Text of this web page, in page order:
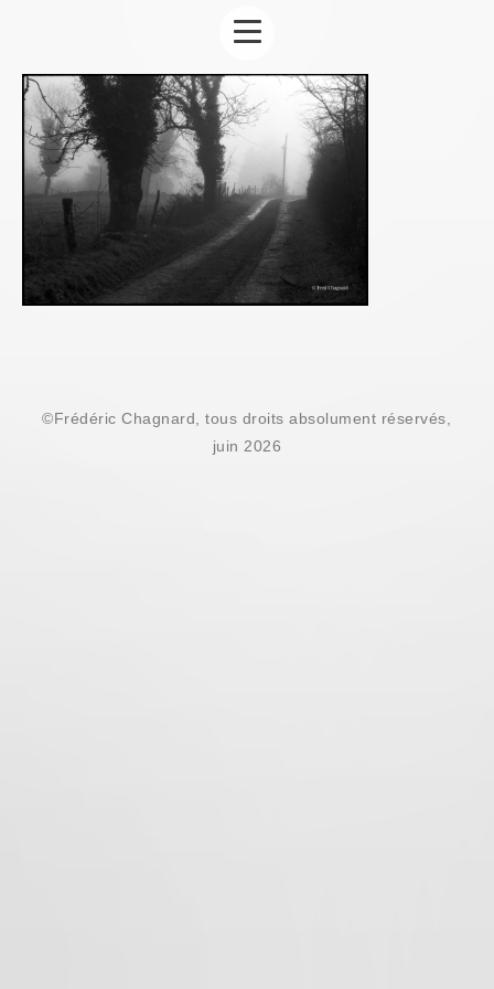
©Frédéric Chagnard, tous droits absolument réservés,
juin 2026